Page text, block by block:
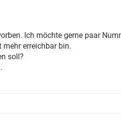
Ich möchte gerne paar
erreichbar bin.
soll?